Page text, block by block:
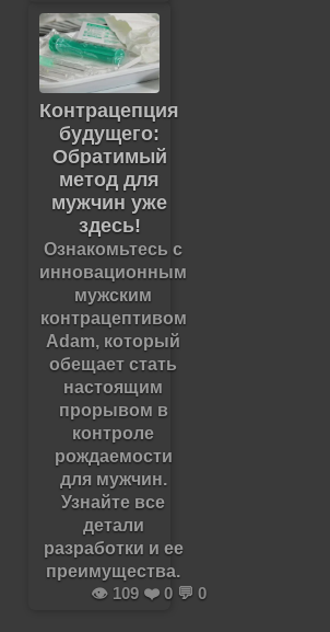
Контрацепция
будущего:
Обратимый
метод для
мужчин уже
здесь!
Ознакомьтесь с
инновационным
мужским
контрацептивом
Adam, который
обещает стать
настоящим
прорывом в
контроле
рождаемости
для мужчин.
Узнайте все
детали
разработки и ее
преимущества.
👁️ 109 ❤️ 0 💬 0